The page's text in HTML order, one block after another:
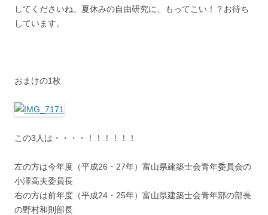
してくださいね。夏休みの自由研究に、もってこい！？お待ち
しています。
おまけの1枚
この3人は・・・・！！！！！！
左の方は今年度（平成26・27年）富山県建築士会青年委員会の
小澤高夫委員長
右の方は前年度（平成24・25年）富山県建築士会青年部の部長
の野村和則部長